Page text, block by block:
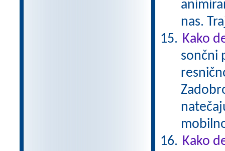
nas.
Kako
sončni
Kako